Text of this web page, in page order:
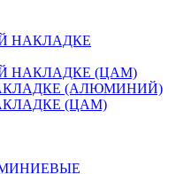
НАКЛАДКЕ
НАКЛАДКЕ (ЦАМ)
(АЛЮМИНИЙ)
(ЦАМ)